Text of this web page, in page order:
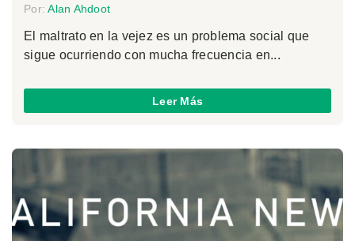
Por:Alan Ahdoot
El maltrato en la vejez es un problema social que
sigue ocurriendo con mucha frecuencia en...
Leer Más